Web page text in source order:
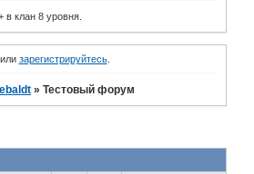
в клан 8 уровня.
зарегистрируйтесь.
»Тестовый форум